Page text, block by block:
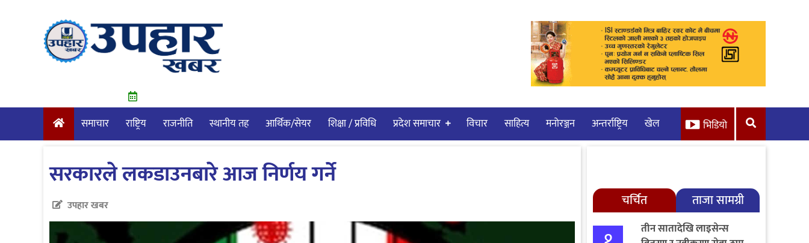
समाचार राष्ट्रिय राजनीति स्थानीय तह आर्थिक/सेयर शिक्षा / प्रविधि प्रदेश समाचार विचार साहित्य मनाेरञ्जन अन्तर्राष्ट्रिय खेल भिडियो
सरकारले लकडाउनबारे आज निर्णय गर्ने
उपहार खबर चर्चित ताजा सामग्री
तीन सातादेखि लाइसेन्स